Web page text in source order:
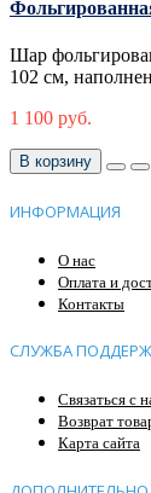
Шар
102 см,
1 100 руб.
В корзину
ИНФОРМАЦИЯ
О нас
Оплата и
Контакты
СЛУЖБА
Связаться с
Возврат
Карта сайта